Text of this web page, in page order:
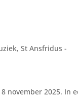
,St Ansfridus -
november 2025. In